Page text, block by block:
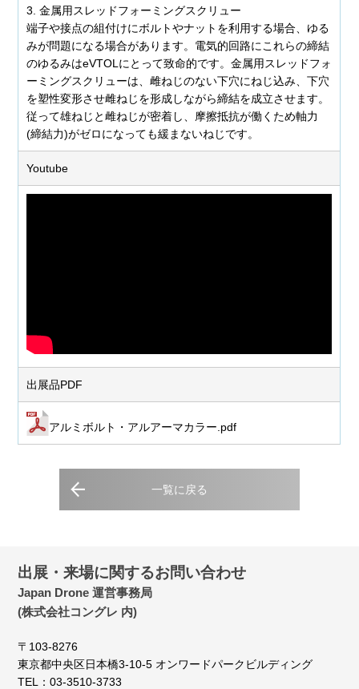
3. 金属用スレッドフォーミングスクリュー
端子や接点の組付けにボルトやナットを利用する場合、ゆる
みが問題になる場合があります。電気的回路にこれらの締結
のゆるみはeVTOLにとって致命的です。金属用スレッドフォ
ーミングスクリューは、雌ねじのない下穴にねじ込み、下穴
を塑性変形させ雌ねじを形成しながら締結を成立させます。
従って雄ねじと雌ねじが密着し、摩擦抵抗が働くため軸力
(締結力)がゼロになっても緩まないねじです。
Youtube
出展品PDF
アルミボルト・アルアーマカラー.pdf
一覧に戻る
出展・来場に関するお問い合わせ
Japan Drone 運営事務局
(株式会社コングレ 内)
〒103-8276
東京都中央区日本橋3-10-5 オンワードパークビルディング
TEL：03-3510-3733